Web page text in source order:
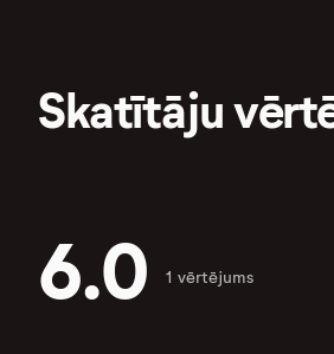
Skatītāju
6.0 1 vērtējums